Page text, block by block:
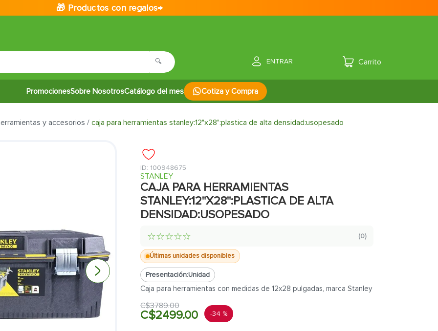
🎁 Productos con regalos→
ENTRAR
PromocionesSobre NosotrosCatálogo del mes Cotiza y Compra
y accesorios caja para herramientas stanley:12"x28":plastica de alta densidad:usopesado
: 100948675
STANLEY
CAJA PARA HERRAMIENTAS
STANLEY:12"X28":PLASTICA DE ALTA
DENSIDAD:USOPESADO
☆☆☆☆☆ (0)
Últimas unidades disponibles
Presentación:Unidad
Caja para herramientas con medidas de 12x28 pulgadas, marca Stanley
C$3789.00
-34 %
C$2499.00